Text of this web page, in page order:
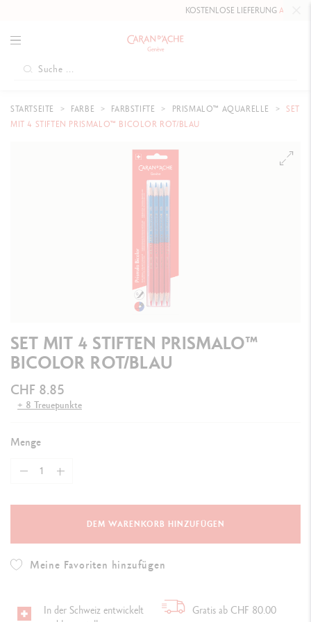
KOSTENLOSE LIEFERUNGAB 80 CHF
STARTSEITE FARBE FARBSTIFTE PRISMALO™ AQUARELLE
SET
MIT 4 STIFTEN PRISMALO™ BICOLOR ROT/BLAU
SET MIT 4 STIFTEN PRISMALO™
BICOLOR ROT/BLAU
CHF 8.85
+ 8 Treuepunkte
Menge
DEM WARENKORB HINZUFÜGEN
Meine Favoriten hinzufügen
In der Schweiz entwickelt
Gratis ab CHF 80.00